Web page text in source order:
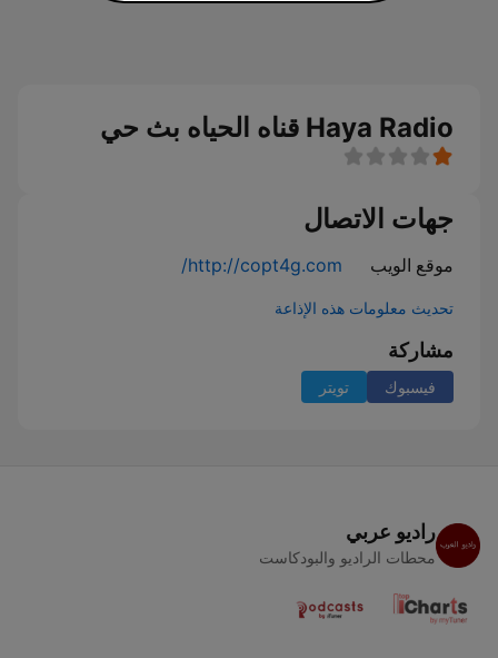
Haya Radio قناه الحياه بث حي
جهات الاتصال
موقع الويب http://copt4g.com/
تحديث معلومات هذه الإذاعة
مشاركة
فيسبوك تويتر
راديو عربي
محطات الراديو والبودكاست